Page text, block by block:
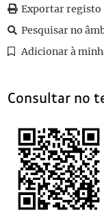
472
Sem título
474
475 Sem título
Exportar registo
Pesquisar no
Adicionar à
Consultar no